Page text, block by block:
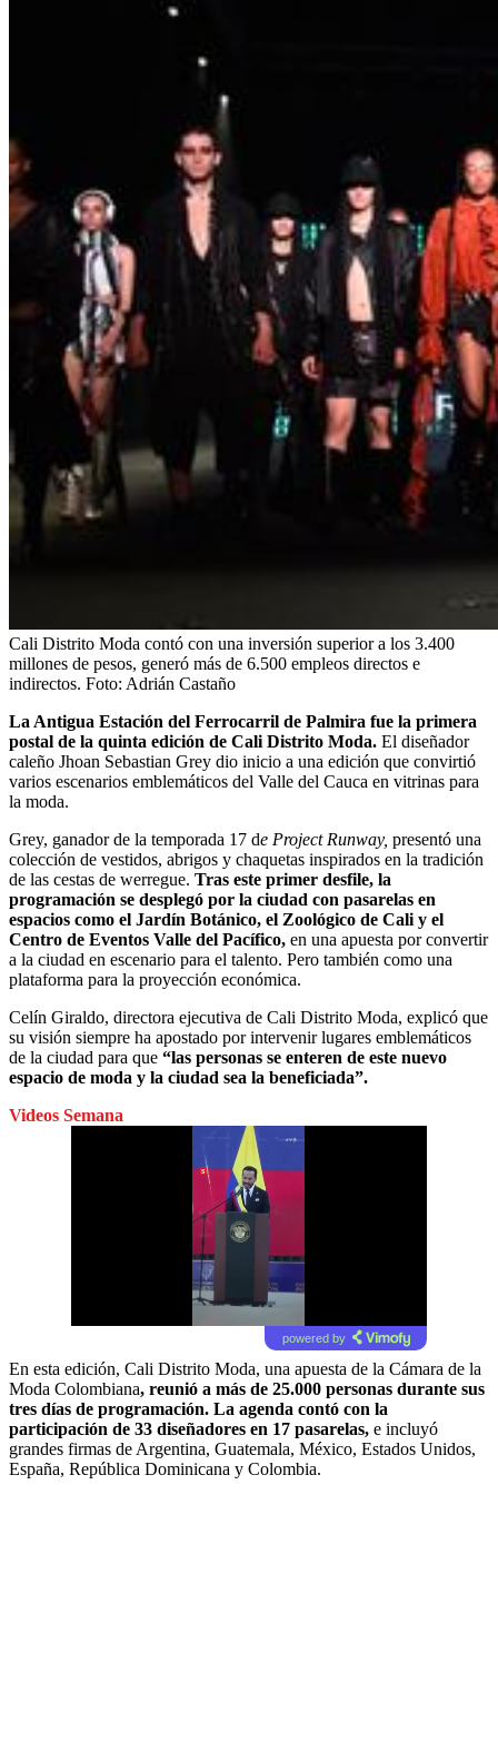
Cali Distrito Moda contó con una inversión superior a los 3.400
millones de pesos, generó más de 6.500 empleos directos e
indirectos. Foto: Adrián Castaño
La Antigua Estación del Ferrocarril de Palmira fue la primera
postal de la quinta edición de Cali Distrito Moda. El diseñador
caleño Jhoan Sebastian Grey dio inicio a una edición que convirtió
varios escenarios emblemáticos del Valle del Cauca en vitrinas para
la moda.
Grey, ganador de la temporada 17 de Project Runway, presentó una
colección de vestidos, abrigos y chaquetas inspirados en la tradición
de las cestas de werregue. Tras este primer desfile, la
programación se desplegó por la ciudad con pasarelas en
espacios como el Jardín Botánico, el Zoológico de Cali y el
Centro de Eventos Valle del Pacífico, en una apuesta por convertir
a la ciudad en escenario para el talento. Pero también como una
plataforma para la proyección económica.
Celín Giraldo, directora ejecutiva de Cali Distrito Moda, explicó que
su visión siempre ha apostado por intervenir lugares emblemáticos
de la ciudad para que “las personas se enteren de este nuevo
espacio de moda y la ciudad sea la beneficiada”.
Videos Semana
powered by
En esta edición, Cali Distrito Moda, una apuesta de la Cámara de la
Moda Colombiana, reunió a más de 25.000 personas durante sus
tres días de programación. La agenda contó con la
participación de 33 diseñadores en 17 pasarelas, e incluyó
grandes firmas de Argentina, Guatemala, México, Estados Unidos,
España, República Dominicana y Colombia.